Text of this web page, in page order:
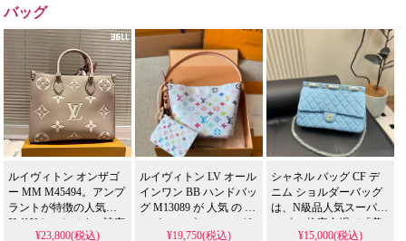
ーではない本物のグッ
チの財布を送料無料
で。
けます。
バッグ
ルイヴィトン オンザゴ
ー MM M45494。アンプ
ラントが特徴の人気
2WAYトートです。該产
品为中古品ですが、N級
¥23,800(税込)
ルイヴィトン LV オール
インワン BB ハンドバッ
グ M13089 が 人気 の ス
ーパー コピー。モノグ
ラム牛革&光沢金具を使
¥19,750(税込)
シャネル バッグ CF デ
ニム ショルダーバッグ
は、N級品人気スーパー
コピー 格安市場で「美
意識の高い女性必携」
¥15,000(税込)